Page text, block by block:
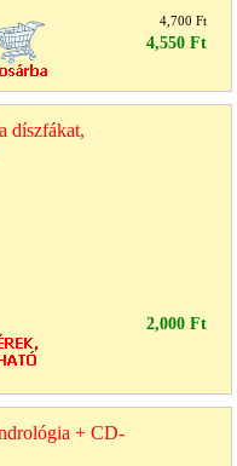
4,700 Ft
4,550 Ft
díszfákat,
2,000 Ft
+ CD-